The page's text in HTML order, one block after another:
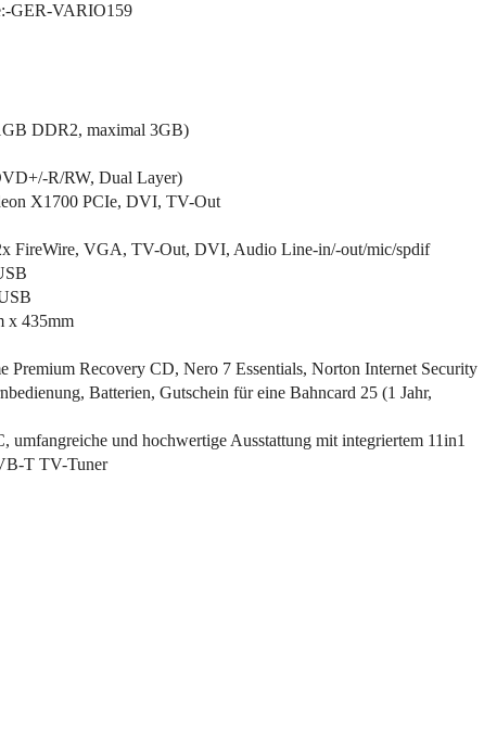
GER-VARIO159
DDR2, maximal 3GB)
R/RW, Dual Layer)
X1700 PCIe, DVI, TV-Out
FireWire, VGA, TV-Out, DVI, Audio Line-in/-out/mic/spdif
x 435mm
Premium Recovery CD, Nero 7 Essentials, Norton Internet Security
Batterien, Gutschein für eine Bahncard 25 (1 Jahr,
umfangreiche und hochwertige Ausstattung mit integriertem 11in1
T TV-Tuner